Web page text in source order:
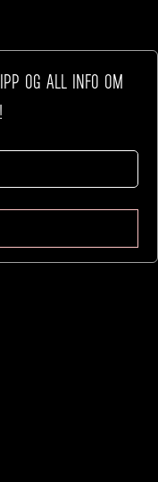
og all info om